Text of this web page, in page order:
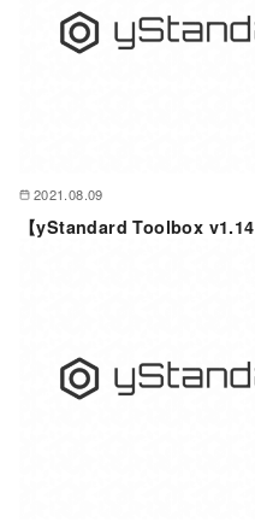
2021.08.09
【yStandard Toolbox